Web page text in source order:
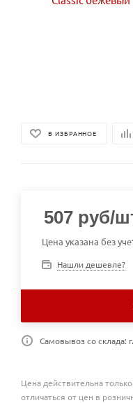
В ИЗБРАННОЕ
507 руб/
Цена указана без
Нашли дешевле?
Самовывоз со склада:
Цена действительна
отличаться от цен в